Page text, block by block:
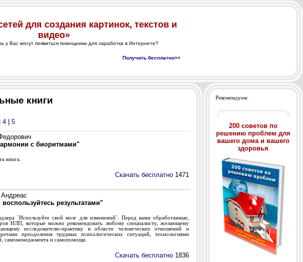
книги
| 4 | 5
с биоритмами"
книга.
Скачать бесплатно 1471
результатами"
`Используйте свой мозг для изменений`. Перед вами обработанные,
НЛП, которые можно рекомендовать любому специалисту, желающему
исследователю-практику в области человеческих отношений и
преодоления трудных психологических ситуаций, технологиями
самоменеджмента и самопомощи.
Скачать бесплатно 1836
Рекомендуем:
200 советов по
решению проблем для
вашего дома и вашего
здоровья